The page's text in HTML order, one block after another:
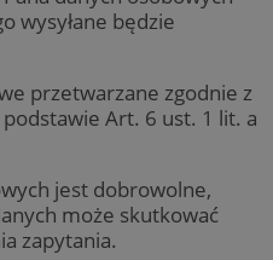
wysyłane będzie
przetwarzane zgodnie z
Art. 6 ust. 1 lit. a
jest dobrowolne,
może skutkować
zapytania.